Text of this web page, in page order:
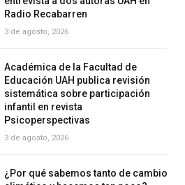
Radio Recabarren
3 de agosto, 2026
Académica de la Facultad de
Educación UAH publica revisión
sistemática sobre participación
infantil en revista
Psicoperspectivas
3 de agosto, 2026
¿Por qué sabemos tanto de cambio